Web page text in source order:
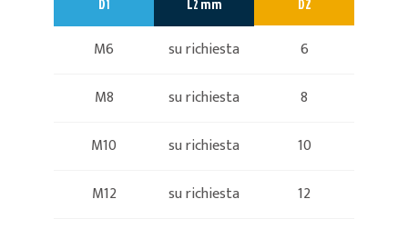
D1 L2 mm D2
M6 su richiesta
6
M8
su richiesta
8
M10
su richiesta
10
M12
su richiesta
12